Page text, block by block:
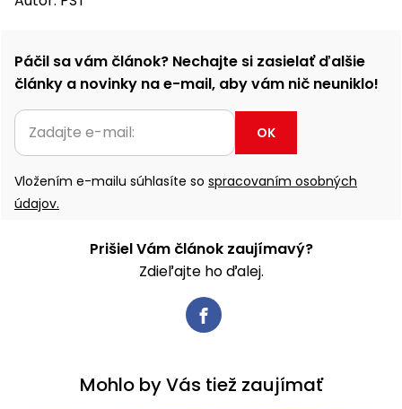
Páčil sa vám článok? Nechajte si zasielať ďalšie
články a novinky na e-mail, aby vám nič neuniklo!
OK
Vložením e-mailu súhlasíte so spracovaním osobných
údajov.
Prišiel Vám článok zaujímavý?
Zdieľajte ho ďalej.
Mohlo by Vás tiež zaujímať